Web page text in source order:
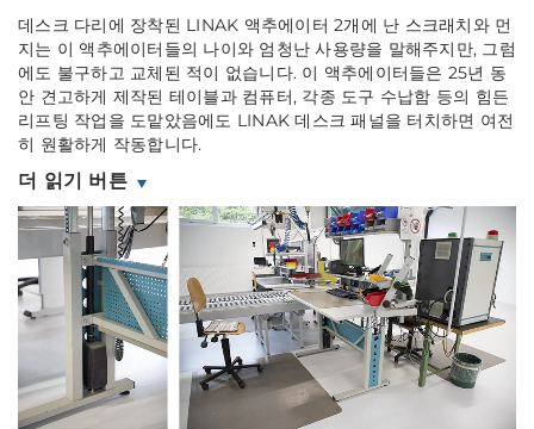
데스크 다리에 장착된 LINAK 액추에이터 2개에 난 스크래치와 먼
지는 이 액추에이터들의 나이와 엄청난 사용량을 말해주지만, 그럼
에도 불구하고 교체된 적이 없습니다. 이 액추에이터들은 25년 동
안 견고하게 제작된 테이블과 컴퓨터, 각종 도구 수납함 등의 힘든
리프팅 작업을 도맡았음에도 LINAK 데스크 패널을 터치하면 여전
히 원활하게 작동합니다.
더 읽기 버튼